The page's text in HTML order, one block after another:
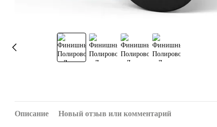
Описание Новый отзыв или комментарий